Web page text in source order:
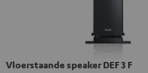
Vloerstaande speaker DEF 3 F